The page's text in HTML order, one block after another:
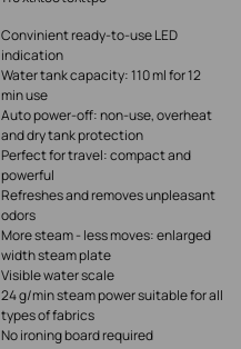
Convinient ready-to-use LED
indication
Water tank capacity: 110 ml for 12
min use
Auto power-off: non-use, overheat
and dry tank protection
Perfect for travel: compact and
powerful
Refreshes and removes unpleasant
odors
More steam - less moves: enlarged
width steam plate
Visible water scale
24 g/min steam power suitable for all
types of fabrics
No ironing board required